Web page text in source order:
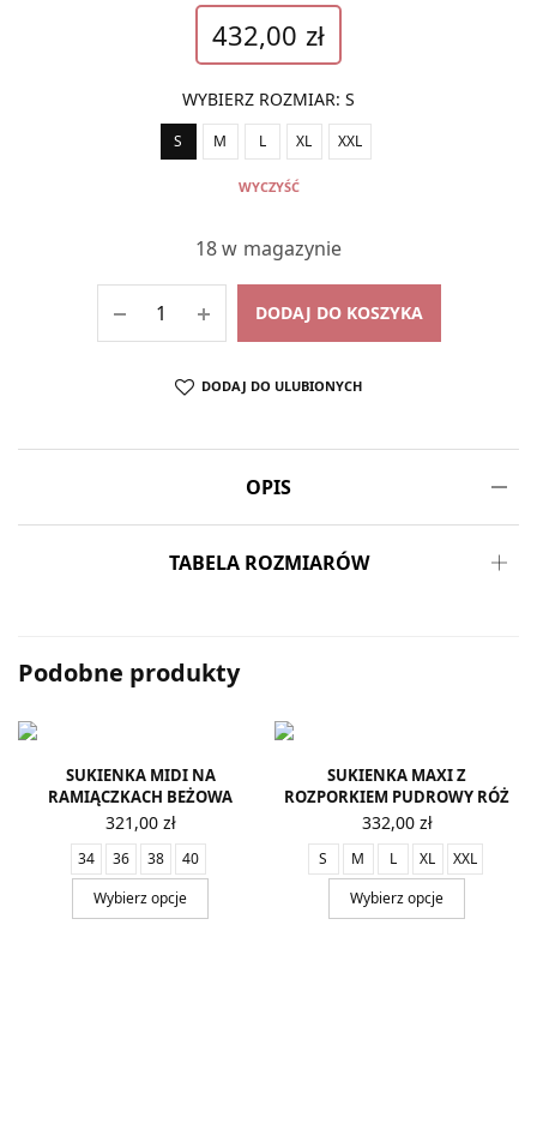
432,00 zł
WYBIERZ ROZMIAR: S
S M L XL XXL
WYCZYŚĆ
18 w magazynie
DODAJ DO KOSZYKA
DODAJ DO ULUBIONYCH
OPIS
TABELA ROZMIARÓW
Podobne produkty
SUKIENKA MIDI NA
RAMIĄCZKACH BEŻOWA
321,00 zł
34 36 38
40
Wybierz opcje
SUKIENKA MAXI Z
ROZPORKIEM PUDROWY RÓŻ
332,00 zł
S M L XL
XXL
Wybierz opcje